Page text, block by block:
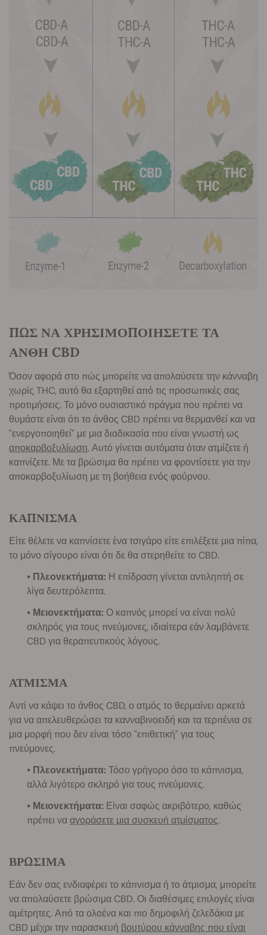
ΠΩΣ ΝΑ ΧΡΗΣΙΜΟΠΟΙΗΣΕΤΕ ΤΑ
ΑΝΘΗ CBD
Όσον αφορά στο πώς μπορείτε να απολαύσετε την κάνναβη
χωρίς THC, αυτό θα εξαρτηθεί από τις προσωπικές σας
προτιμήσεις. Το μόνο ουσιαστικό πράγμα που πρέπει να
θυμάστε είναι ότι το άνθος CBD πρέπει να θερμανθεί και να
"ενεργοποιηθεί" με μια διαδικασία που είναι γνωστή ως
αποκαρβοξυλίωση. Αυτό γίνεται αυτόματα όταν ατμίζετε ή
καπνίζετε. Με τα βρώσιμα θα πρέπει να φροντίσετε για την
αποκαρβοξυλίωση με τη βοήθεια ενός φούρνου.
ΚΑΠΝΙΣΜΑ
Είτε θέλετε να καπνίσετε ένα τσιγάρο είτε επιλέξετε μια πίπα,
το μόνο σίγουρο είναι ότι δε θα στερηθείτε το CBD.
• Πλεονεκτήματα: Η επίδραση γίνεται αντιληπτή σε
λίγα δευτερόλεπτα.
• Μειονεκτήματα: Ο καπνός μπορεί να είναι πολύ
σκληρός για τους πνεύμονες, ιδιαίτερα εάν λαμβάνετε
CBD για θεραπευτικούς λόγους.
ΑΤΜΙΣΜΑ
Αντί να κάψει το άνθος CBD, ο ατμός το θερμαίνει αρκετά
για να απελευθερώσει τα κανναβινοειδή και τα τερπένια σε
μια μορφή που δεν είναι τόσο "επιθετική" για τους
πνεύμονες.
• Πλεονεκτήματα: Τόσο γρήγορο όσο το κάπνισμα,
αλλά λιγότερο σκληρό για τους πνεύμονες.
• Μειονεκτήματα: Είναι σαφώς ακριβότερο, καθώς
πρέπει νααγοράσετε μια συσκευή ατμίσματος.
ΒΡΩΣΙΜΑ
Εάν δεν σας ενδιαφέρει το κάπνισμα ή το άτμισμα, μπορείτε
να απολαύσετε βρώσιμα CBD. Οι διαθέσιμες επιλογές είναι
αμέτρητες. Από τα ολοένα και πιο δημοφιλή ζελεδάκια με
CBD μέχρι την παρασκευή βουτύρου κάνναβης που είναι